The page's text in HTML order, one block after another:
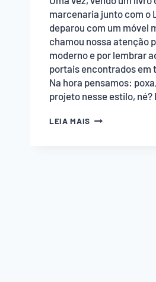
marcenaria junto com o
deparou com um móvel
chamou nossa atenção
moderno e por lembrar
portais encontrados em
Na hora pensamos:
projeto nesse estilo, né?
LEIA MAIS BANCO